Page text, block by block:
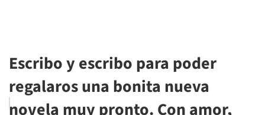
Escribo y escribo para poder
regalaros una bonita nueva
novela muy pronto. Con amor,